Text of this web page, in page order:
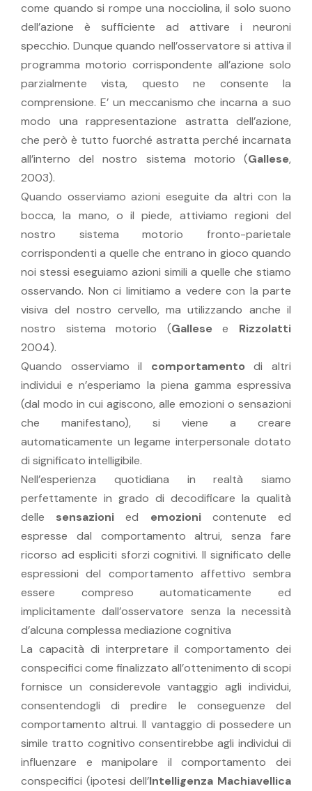
come quando si rompe una nocciolina, il solo suono
dell’azione è sufficiente ad attivare i neuroni
specchio. Dunque quando nell’osservatore si attiva il
programma motorio corrispondente all’azione solo
parzialmente vista, questo ne consente la
comprensione. E’ un meccanismo che incarna a suo
modo una rappresentazione astratta dell’azione,
che però è tutto fuorché astratta perché incarnata
all’interno del nostro sistema motorio (Gallese,
2003).
Quando osserviamo azioni eseguite da altri con la
bocca, la mano, o il piede, attiviamo regioni del
nostro sistema motorio fronto-parietale
corrispondenti a quelle che entrano in gioco quando
noi stessi eseguiamo azioni simili a quelle che stiamo
osservando. Non ci limitiamo a vedere con la parte
visiva del nostro cervello, ma utilizzando anche il
nostro sistema motorio (Gallesee Rizzolatti
2004).
Quando osserviamo il comportamento di altri
individui e n’esperiamo la piena gamma espressiva
(dal modo in cui agiscono, alle emozioni o sensazioni
che manifestano), si viene a creare
automaticamente un legame interpersonale dotato
di significato intelligibile.
Nell’esperienza quotidiana in realtà siamo
perfettamente in grado di decodificare la qualità
delle sensazioni ed emozionicontenute ed
espresse dal comportamento altrui, senza fare
ricorso ad espliciti sforzi cognitivi. Il significato delle
espressioni del comportamento affettivo sembra
essere compreso automaticamente ed
implicitamente dall’osservatore senza la necessità
d’alcuna complessa mediazione cognitiva
La capacità di interpretare il comportamento dei
conspecifici come finalizzato all’ottenimento di scopi
fornisce un considerevole vantaggio agli individui,
consentendogli di predire le conseguenze del
comportamento altrui. Il vantaggio di possedere un
simile tratto cognitivo consentirebbe agli individui di
influenzare e manipolare il comportamento dei
conspecifici (ipotesi dell’Intelligenza Machiavellica